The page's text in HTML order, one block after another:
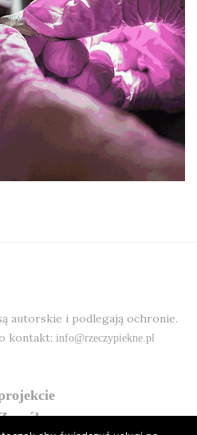
autorskie i podlegają ochronie.
kontakt: info@rzeczypiekne.pl
projekcie
zespół